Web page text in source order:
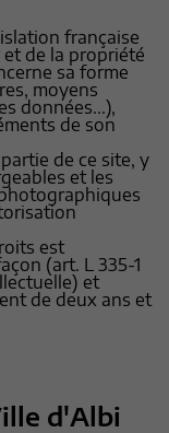
française
de la propriété
sa forme
moyens
données...),
de son
de ce site, y
et les
est
(art. L 335-1
et
de deux ans et
d'Albi